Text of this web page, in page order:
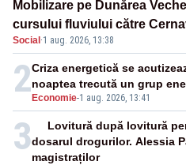
Mobilizare pe Dunărea
cursului fluviului către
Social ·1 aug. 2026, 13:38
2 Economie-1 aug. 2026, 13:41
Criza energetică se
noaptea trecută un grup
3
Lovitură după lovitură
dosarul drogurilor. Alessia
magistraților